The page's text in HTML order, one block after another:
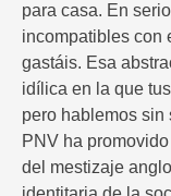
para casa. En
incompatibles con
gastáis. Esa
idílica en la que
pero hablemos sin
PNV ha
del mestizaje